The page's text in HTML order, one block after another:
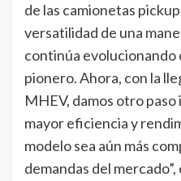
de las camionetas
versatilidad de una
continúa evolucionando
pionero. Ahora, con la
MHEV, damos otro
mayor eficiencia y
modelo sea aún más
demandas del